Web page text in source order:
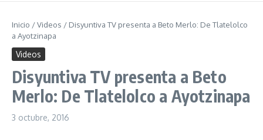
Inicio /Videos / Disyuntiva TV presenta a Beto Merlo: De Tlatelolco
a Ayotzinapa
Videos
Disyuntiva TV presenta a Beto
Merlo: De Tlatelolco a Ayotzinapa
3 octubre, 2016